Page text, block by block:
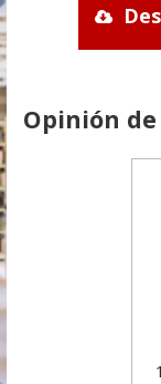
Opinión